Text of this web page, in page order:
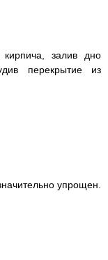
залив дно
перекрытие из
упрощен.